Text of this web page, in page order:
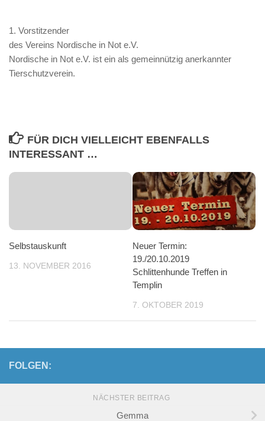
1. Vorstitzender
des Vereins Nordische in Not e.V.
Nordische in Not e.V. ist ein als gemeinnützig anerkannter
Tierschutzverein.
FÜR DICH VIELLEICHT EBENFALLS
INTERESSANT …
Selbstauskunft
13. NOVEMBER 2016
Neuer Termin:
19./20.10.2019
Schlittenhunde Treffen in
Templin
7. OKTOBER 2019
FOLGEN:
NÄCHSTER BEITRAG
Gemma